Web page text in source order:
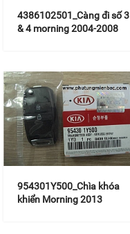
4386102501_Càng đi số 3
& 4 morning 2004-2008
954301Y500_Chìa khóa
khiển Morning 2013